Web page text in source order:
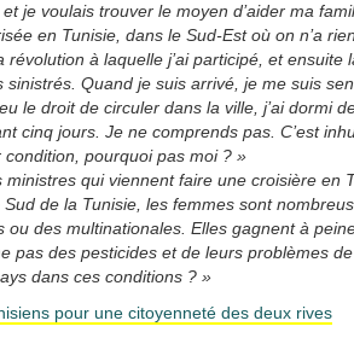
je voulais trouver le moyen d’aider ma
en Tunisie, dans le Sud-Est où on n’a
à laquelle j’ai participé, et
Quand je suis arrivé, je me suis
le droit de circuler dans la ville, j’ai dormi
cinq jours. Je ne comprends pas. C’est
condition, pourquoi pas moi ? »
ministres qui viennent faire une croisière en
de la Tunisie, les femmes sont
ou des multinationales. Elles gagnent à
pas des pesticides et de leurs problèmes
dans ces conditions ? »
pour une citoyenneté des deux rives